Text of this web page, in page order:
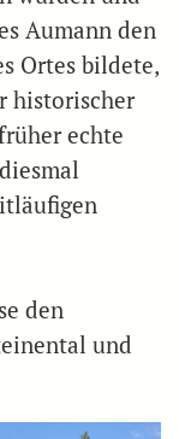
Aumann den
Ortes bildete,
historischer
echte
den
und